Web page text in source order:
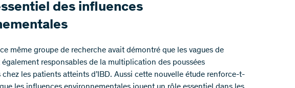
des influences
même groupe de recherche avait démontré que les vagues de
responsables de la multiplication des poussées
les patients atteints d’IBD. Aussi cette nouvelle étude renforce-t-